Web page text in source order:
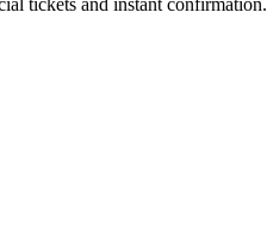
tickets and instant confirmation.